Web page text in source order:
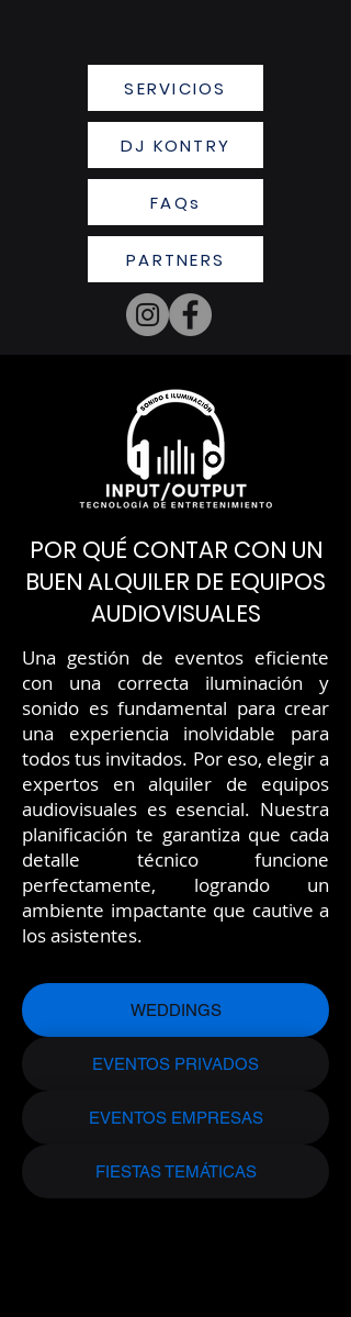
SERVICIOS
DJ KONTRY
FAQs
PARTNERS
POR QUÉ CONTAR CON UN
BUEN ALQUILER DE EQUIPOS
AUDIOVISUALES
Una gestión de eventos eficiente
con una correcta iluminación y
sonido es fundamental para crear
una experiencia inolvidable para
todos tus invitados. Por eso, elegir a
expertos en alquiler de equipos
audiovisuales es esencial. Nuestra
planificación te garantiza que cada
detalle técnico funcione
perfectamente, logrando un
ambiente impactante que cautive a
los asistentes.
WEDDINGS
EVENTOS PRIVADOS
EVENTOS EMPRESAS
FIESTAS TEMÁTICAS